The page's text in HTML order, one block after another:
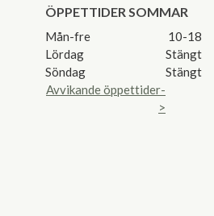
ÖPPETTIDER SOMMAR
Mån-fre
10-18
Lördag
Stängt
Söndag
Stängt
Avvikande öppettider-
>